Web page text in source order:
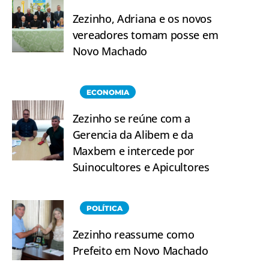
Zezinho, Adriana e os novos
vereadores tomam posse em
Novo Machado
ECONOMIA
Zezinho se reúne com a
Gerencia da Alibem e da
Maxbem e intercede por
Suinocultores e Apicultores
POLÍTICA
Zezinho reassume como
Prefeito em Novo Machado